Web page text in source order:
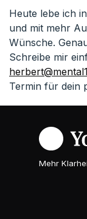
Heute lebe ich
und mit mehr
Wünsche.
Schreibe mir
Termin für dein
Mehr